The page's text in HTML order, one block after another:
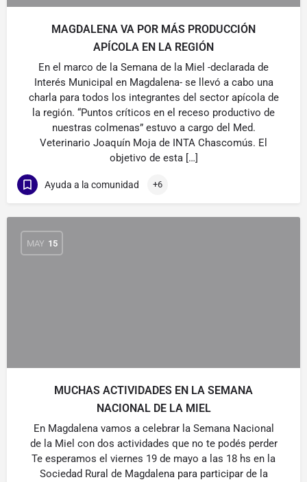
MAGDALENA VA POR MÁS PRODUCCIÓN
APÍCOLA EN LA REGIÓN
En el marco de la Semana de la Miel -declarada de
Interés Municipal en Magdalena- se llevó a cabo una
charla para todos los integrantes del sector apícola de
la región. “Puntos críticos en el receso productivo de
nuestras colmenas” estuvo a cargo del Med.
Veterinario Joaquín Moja de INTA Chascomús. El
objetivo de esta […]
Ayuda a la comunidad +6
MAY 15
MUCHAS ACTIVIDADES EN LA SEMANA
NACIONAL DE LA MIEL
En Magdalena vamos a celebrar la Semana Nacional
de la Miel con dos actividades que no te podés perder
Te esperamos el viernes 19 de mayo a las 18 hs en la
Sociedad Rural de Magdalena para participar de la